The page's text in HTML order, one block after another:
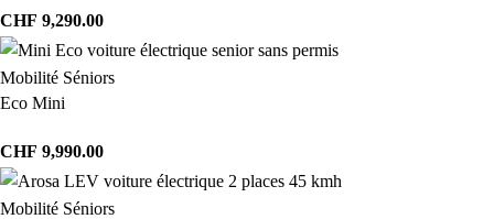
CHF 9,290.00
Mobilité Séniors
Eco Mini
CHF 9,990.00
Mobilité Séniors